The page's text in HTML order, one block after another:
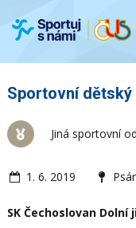
Sportovní dětský
Jiná sportovní
1. 6. 2019
SK Čechoslovan Dolní